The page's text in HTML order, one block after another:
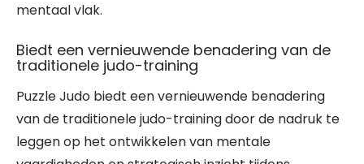
mentaal vlak.
Biedt een vernieuwende benadering van de
traditionele judo-training
Puzzle Judo biedt een vernieuwende benadering
van de traditionele judo-training door de nadruk te
leggen op het ontwikkelen van mentale